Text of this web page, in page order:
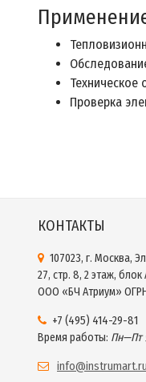
Техническое
Проверка
КОНТАКТЫ
107023, г. Москва,
27, стр. 8, 2 этаж, блок
ООО «БЧ Атриум»
+7 (495) 414-29-81
Время работы: Пн—Пт
info@instrumart.ru